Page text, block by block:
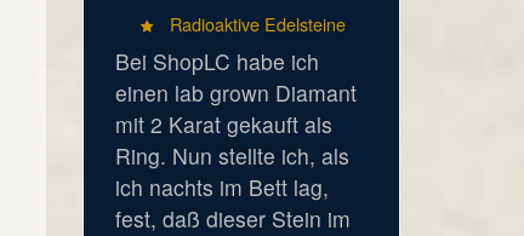
Radioaktive Edelsteine
Bei ShopLC habe ich
einen lab grown Diamant
mit 2 Karat gekauft als
Ring. Nun stellte ich, als
ich nachts im Bett lag,
fest, daß dieser Stein im